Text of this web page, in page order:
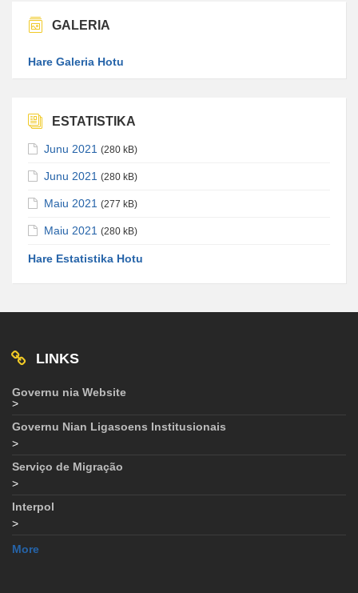
GALERIA
Hare Galeria Hotu
ESTATISTIKA
Junu 2021 (280 kB)
Junu 2021 (280 kB)
Maiu 2021 (277 kB)
Maiu 2021 (280 kB)
Hare Estatistika Hotu
LINKS
Governu nia Website
>
Governu Nian Ligasoens Institusionais
>
Serviço de Migração
>
Interpol
>
More